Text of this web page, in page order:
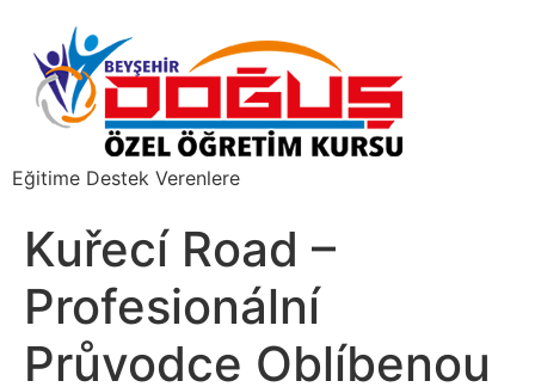
Eğitime Destek Verenlere
Kuřecí Road –
Profesionální
Průvodce Oblíbenou